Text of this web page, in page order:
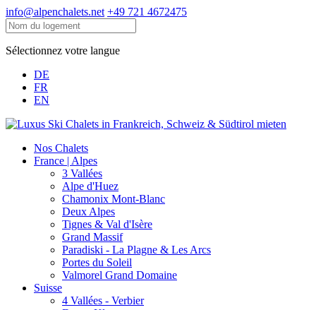
info@alpenchalets.net +49 721 4672475
Sélectionnez votre langue
DE
FR
EN
Nos Chalets
France | Alpes
3 Vallées
Alpe d'Huez
Chamonix Mont-Blanc
Deux Alpes
Tignes & Val d'Isère
Grand Massif
Paradiski - La Plagne & Les Arcs
Portes du Soleil
Valmorel Grand Domaine
Suisse
4 Vallées - Verbier